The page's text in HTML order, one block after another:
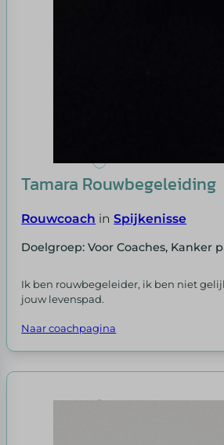
Tamara Rouwbegeleiding
Rouwcoach inSpijkenisse
Doelgroep: Voor Coaches, Kanker
Ik ben rouwbegeleider, ik ben niet
jouw levenspad.
Naar coachpagina